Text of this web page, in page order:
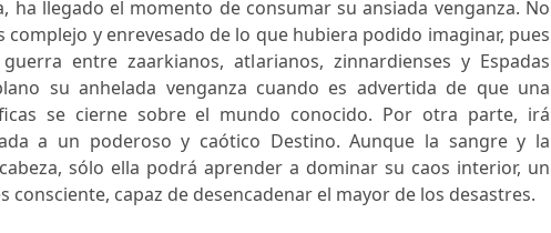
ha llegado el momento de consumar su ansiada venganza. No
y enrevesado de lo que hubiera podido imaginar, pues
entre zaarkianos, atlarianos, zinnardienses y Espadas
su anhelada venganza cuando es advertida de que una
se cierne sobre el mundo conocido. Por otra parte, irá
a un poderoso y caótico Destino. Aunque la sangre y la
sólo ella podrá aprender a dominar su caos interior, un
capaz de desencadenar el mayor de los desastres.